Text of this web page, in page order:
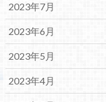
2023年7月
2023年6月
2023年5月
2023年4月